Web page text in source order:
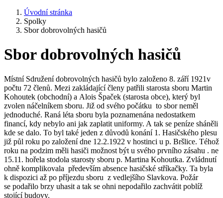
Úvodní stránka
Spolky
Sbor dobrovolných hasičů
Sbor dobrovolných hasičů
Místní Sdružení dobrovolných hasičů bylo založeno 8. září 1921v
počtu 72 členů. Mezi zakládající členy patřili starosta sboru Martin
Kohoutek (obchodní) a Alois Špaček (starosta obce), který byl
zvolen náčelníkem sboru. Již od svého počátku to sbor neměl
jednoduché. Raná léta sboru byla poznamenána nedostatkem
financí, kdy nebylo ani jak zaplatit uniformy. A tak se peníze sháněli
kde se dalo. To byl také jeden z důvodů konání 1. Hasičského plesu
již půl roku po založení dne 12.2.1922 v hostinci u p. Bršlice. Téhož
roku na podzim měli hasiči možnost být u svého prvního zásahu . ne
15.11. hořela stodola starosty sboru p. Martina Kohoutka. Zvládnutí
ohně komplikovala především absence hasičské stříkačky. Ta byla
k dispozici až po příjezdu sboru z vedlejšího Slavkova. Požár
se podařilo brzy uhasit a tak se ohni nepodařilo zachvátit poblíž
stojící budovy.